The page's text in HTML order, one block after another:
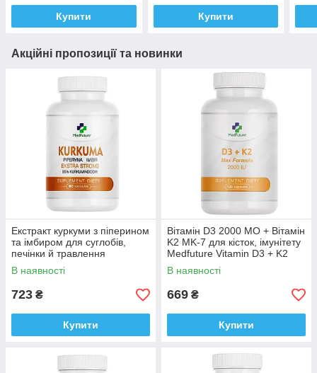
Купити Купити
Акційні пропозиції та новинки
Екстракт куркуми з піперином
та імбиром для суглобів,
печінки й травлення
MedFuture Turmeric 60
таблеток Доставка з ЄС
В наявності
723 ₴
Купити
Вітамін D3 2000 МО + Вітамін
K2 MK-7 для кісток, імунітету
Medfuture Vitamin D3 + K2
Max Formula 120 капсул
Доставка з ЄС
В наявності
669 ₴
Купити